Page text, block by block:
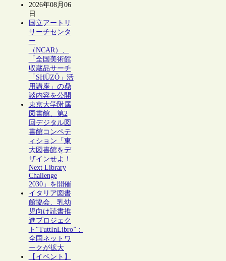
2026年08月06
日
国立アートリ
サーチセンタ
ー
（NCAR）、
「全国美術館
収蔵品サーチ
「SHŪZŌ」活
用講座」の鼎
談内容を公開
東京大学附属
図書館、第2
回デジタル図
書館コンペテ
ィション「東
大図書館をデ
ザインせよ！
Next Library
Challenge
2030」を開催
イタリア図書
館協会、乳幼
児向け読書推
進プロジェク
ト“TuttInLibro”：
全国ネットワ
ークが拡大
【イベント】